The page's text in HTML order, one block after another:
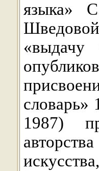
языка»
«выдачу
словарь»
1987)